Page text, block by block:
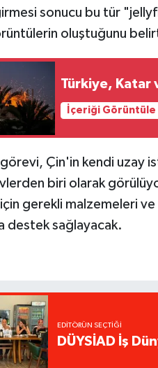
sonucu bu tür
oluştuğunu
Türkiye, Katar
İçeriği Görüntüle
Çin'in kendi uzay
biri olarak
gerekli malzemeleri ve
destek sağlayacak.
EDITÖRÜN SEÇTIĞI
DÜYSİAD İş